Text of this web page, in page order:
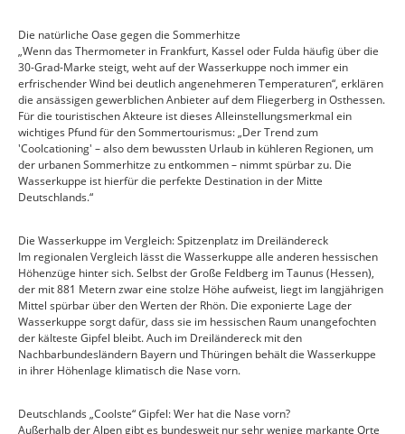
Die natürliche Oase gegen die Sommerhitze
„Wenn das Thermometer in Frankfurt, Kassel oder Fulda häufig über die
30-Grad-Marke steigt, weht auf der Wasserkuppe noch immer ein
erfrischender Wind bei deutlich angenehmeren Temperaturen“, erklären
die ansässigen gewerblichen Anbieter auf dem Fliegerberg in Osthessen.
Für die touristischen Akteure ist dieses Alleinstellungsmerkmal ein
wichtiges Pfund für den Sommertourismus: „Der Trend zum
'Coolcationing' – also dem bewussten Urlaub in kühleren Regionen, um
der urbanen Sommerhitze zu entkommen – nimmt spürbar zu. Die
Wasserkuppe ist hierfür die perfekte Destination in der Mitte
Deutschlands.“
Die Wasserkuppe im Vergleich: Spitzenplatz im Dreiländereck
Im regionalen Vergleich lässt die Wasserkuppe alle anderen hessischen
Höhenzüge hinter sich. Selbst der Große Feldberg im Taunus (Hessen),
der mit 881 Metern zwar eine stolze Höhe aufweist, liegt im langjährigen
Mittel spürbar über den Werten der Rhön. Die exponierte Lage der
Wasserkuppe sorgt dafür, dass sie im hessischen Raum unangefochten
der kälteste Gipfel bleibt. Auch im Dreiländereck mit den
Nachbarbundesländern Bayern und Thüringen behält die Wasserkuppe
in ihrer Höhenlage klimatisch die Nase vorn.
Deutschlands „Coolste“ Gipfel: Wer hat die Nase vorn?
Außerhalb der Alpen gibt es bundesweit nur sehr wenige markante Orte